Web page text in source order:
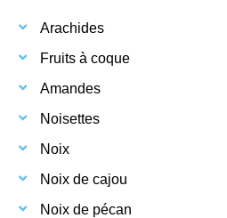
Arachides
Fruits à coque
Amandes
Noisettes
Noix
Noix de cajou
Noix de pécan